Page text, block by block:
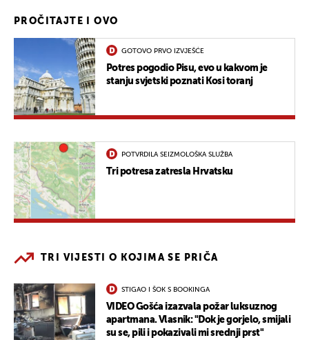
PROČITAJTE I OVO
GOTOVO PRVO IZVJEŠĆE
Potres pogodio Pisu, evo u kakvom je
stanju svjetski poznati Kosi toranj
POTVRDILA SEIZMOLOŠKA SLUŽBA
Tri potresa zatresla Hrvatsku
TRI VIJESTI O KOJIMA SE PRIČA
STIGAO I ŠOK S BOOKINGA
VIDEO Gošća izazvala požar luksuznog
apartmana. Vlasnik: "Dok je gorjelo, smijali
su se, pili i pokazivali mi srednji prst"